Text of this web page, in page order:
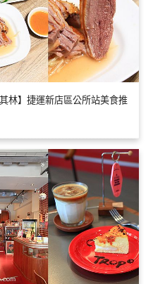
林】捷運新店區公所站美食推